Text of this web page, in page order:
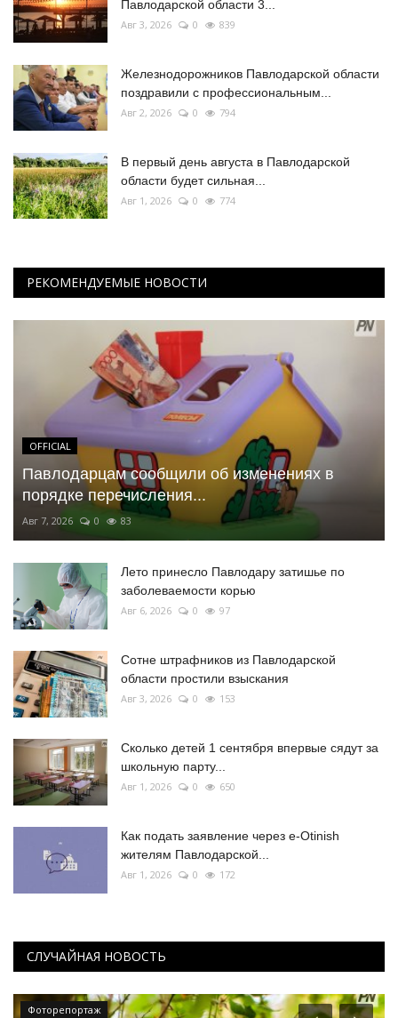
Павлодарской области 3...
Авг 3, 2026 0 839
Железнодорожников Павлодарской области
поздравили с профессиональным...
Авг 2, 2026 0 794
В первый день августа в Павлодарской
области будет сильная...
Авг 1, 2026 0 774
РЕКОМЕНДУЕМЫЕ НОВОСТИ
OFFICIAL
Павлодарцам сообщили об изменениях в
порядке перечисления...
Авг 7, 2026 0 83
Лето принесло Павлодару затишье по
заболеваемости корью
Авг 6, 2026 0 97
Сотне штрафников из Павлодарской
области простили взыскания
Авг 3, 2026 0 153
Сколько детей 1 сентября впервые сядут за
школьную парту...
Авг 1, 2026 0 650
Как подать заявление через e-Otinish
жителям Павлодарской...
Авг 1, 2026 0 172
СЛУЧАЙНАЯ НОВОСТЬ
Фоторепортаж